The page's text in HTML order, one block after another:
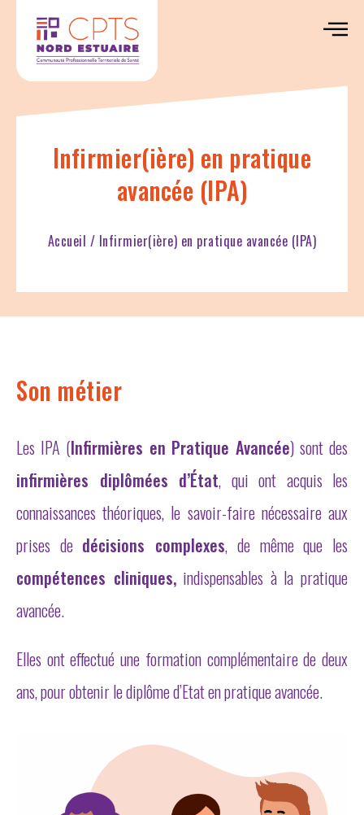
Infirmier(ière) en pratique
avancée (IPA)
Accueil / Infirmier(ière) en pratique avancée (IPA)
Son métier
Les IPA (Infirmières en Pratique Avancée) sont des
infirmières diplômées d’État, qui ont acquis les
connaissances théoriques, le savoir-faire nécessaire aux
prises de décisions complexes, de même que les
compétences cliniques,indispensables à la pratique
avancée.
Elles ont effectué une formation complémentaire de deux
ans, pour obtenir le diplôme d’Etat en pratique avancée.